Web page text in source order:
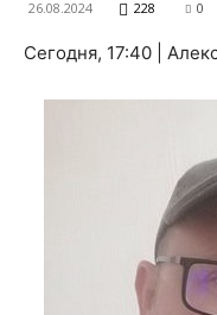
26.08.2024 228 0
Сегодня, 17:40 |